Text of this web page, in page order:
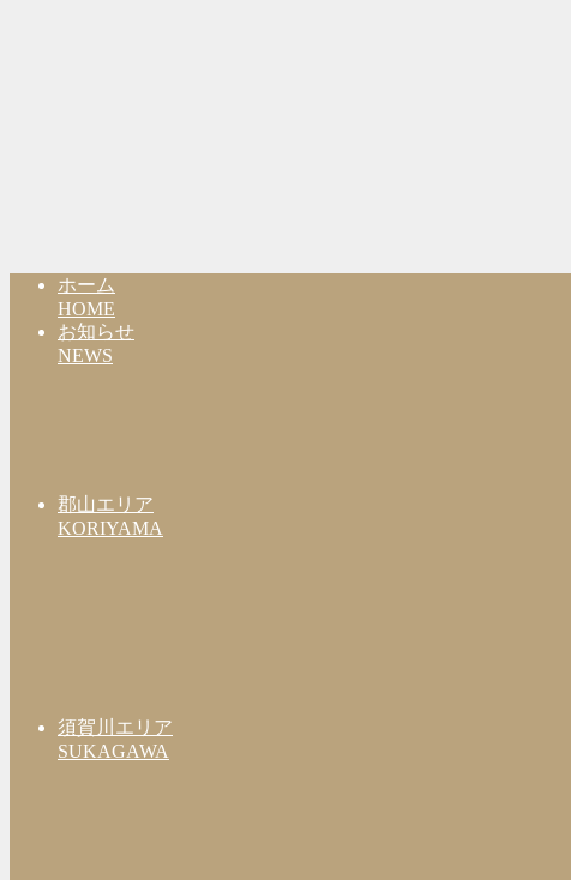
ホーム
HOME
お知らせ
NEWS
郡山エリア
KORIYAMA
須賀川エリア
SUKAGAWA